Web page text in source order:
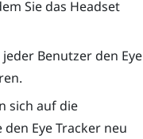
Sie das Headset
Benutzer den Eye
sich auf die
Eye Tracker neu